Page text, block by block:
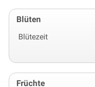
Blüten
Blütezeit
Früchte